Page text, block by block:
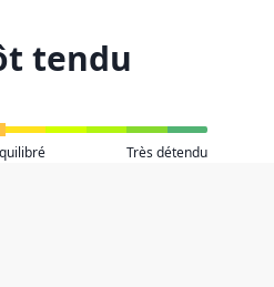
tendu
Très détendu